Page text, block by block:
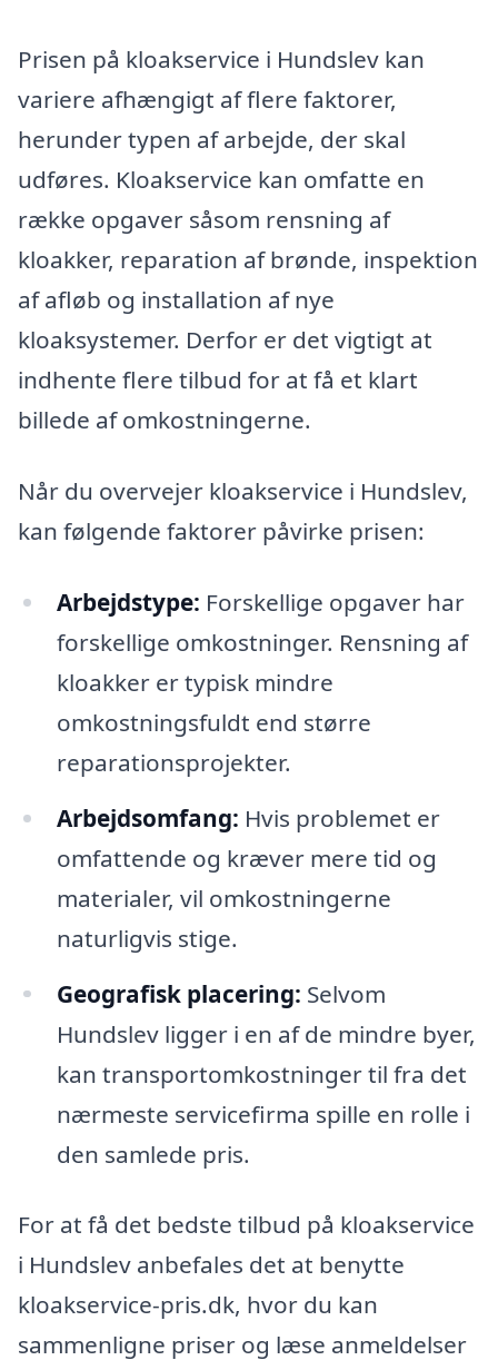
Prisen på kloakservice i Hundslev kan
variere afhængigt af flere faktorer,
herunder typen af arbejde, der skal
udføres. Kloakservice kan omfatte en
række opgaver såsom rensning af
kloakker, reparation af brønde, inspektion
af afløb og installation af nye
kloaksystemer. Derfor er det vigtigt at
indhente flere tilbud for at få et klart
billede af omkostningerne.
Når du overvejer kloakservice i Hundslev,
kan følgende faktorer påvirke prisen:
Arbejdstype: Forskellige opgaver har
forskellige omkostninger. Rensning af
kloakker er typisk mindre
omkostningsfuldt end større
reparationsprojekter.
Arbejdsomfang: Hvis problemet er
omfattende og kræver mere tid og
materialer, vil omkostningerne
naturligvis stige.
Geografisk placering: Selvom
Hundslev ligger i en af de mindre byer,
kan transportomkostninger til fra det
nærmeste servicefirma spille en rolle i
den samlede pris.
For at få det bedste tilbud på kloakservice
i Hundslev anbefales det at benytte
kloakservice-pris.dk, hvor du kan
sammenligne priser og læse anmeldelser